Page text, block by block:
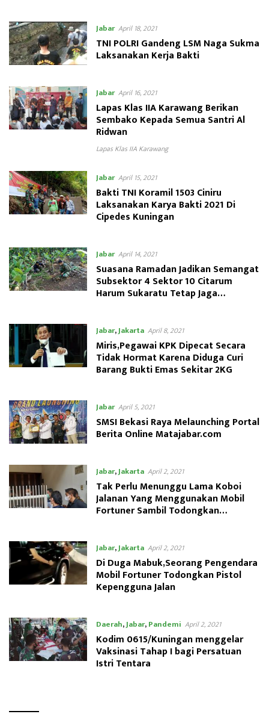
Jabar April 18, 2021
TNI POLRI Gandeng LSM Naga Sukma
Laksanakan Kerja Bakti
Jabar April 16, 2021
Lapas Klas IIA Karawang Berikan
Sembako Kepada Semua Santri Al
Ridwan
Lapas Klas IIA Karawang
Jabar April 15, 2021
Bakti TNI Koramil 1503 Ciniru
Laksanakan Karya Bakti 2021 Di
Cipedes Kuningan
Jabar April 14, 2021
Suasana Ramadan Jadikan Semangat
Subsektor 4 Sektor 10 Citarum
Harum Sukaratu Tetap Jaga
Jabar,Jakarta April 8, 2021
Miris,Pegawai KPK Dipecat Secara
Tidak Hormat Karena Diduga Curi
Barang Bukti Emas Sekitar 2KG
Jabar April 5, 2021
SMSI Bekasi Raya Melaunching Portal
Berita Online Matajabar.com
Jabar,Jakarta April 2, 2021
Tak Perlu Menunggu Lama Koboi
Jalanan Yang Menggunakan Mobil
Fortuner Sambil Todongkan
Jabar,Jakarta April 2, 2021
Di Duga Mabuk,Seorang Pengendara
Mobil Fortuner Todongkan Pistol
Kepengguna Jalan
Daerah,Jabar,Pandemi April 2, 2021
Kodim 0615/Kuningan menggelar
Vaksinasi Tahap I bagi Persatuan
Istri Tentara